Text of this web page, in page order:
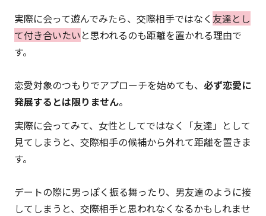
実際に会って遊んでみたら、交際相手ではなく 友達とし
て付き合いたいと思われるのも距離を置かれる理由で
す。
恋愛対象のつもりでアプローチを始めても、 必ず恋愛に
発展するとは限りません。
実際に会ってみて、女性としてではなく「友達」として
見てしまうと、交際相手の候補から外れて距離を置きま
す。
デートの際に男っぽく振る舞ったり、男友達のように接
してしまうと、交際相手と思われなくなるかもしれませ